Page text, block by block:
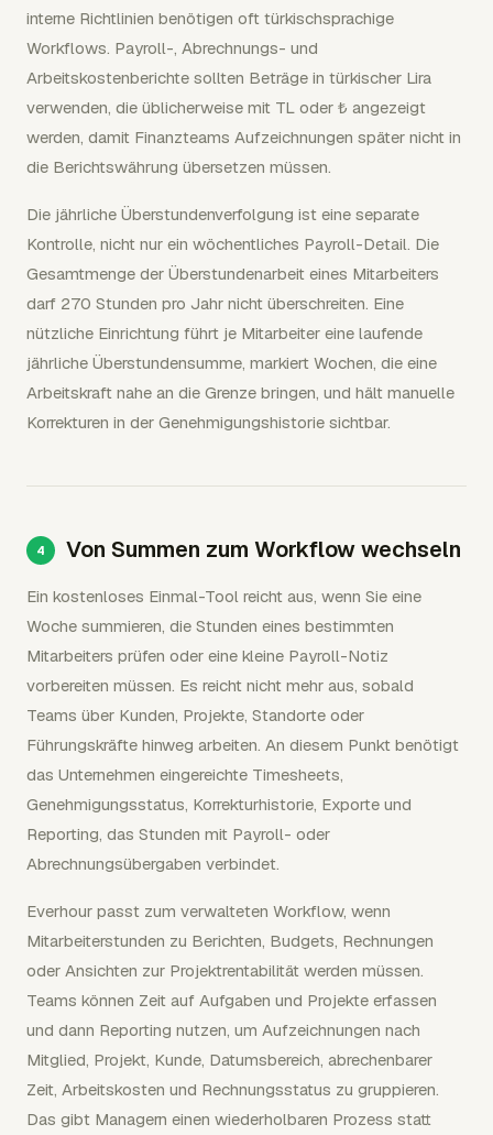
interne Richtlinien benötigen oft türkischsprachige
Workflows. Payroll-, Abrechnungs- und
Arbeitskostenberichte sollten Beträge in türkischer Lira
verwenden, die üblicherweise mit TL oder ₺ angezeigt
werden, damit Finanzteams Aufzeichnungen später nicht in
die Berichtswährung übersetzen müssen.
Die jährliche Überstundenverfolgung ist eine separate
Kontrolle, nicht nur ein wöchentliches Payroll-Detail. Die
Gesamtmenge der Überstundenarbeit eines Mitarbeiters
darf 270 Stunden pro Jahr nicht überschreiten. Eine
nützliche Einrichtung führt je Mitarbeiter eine laufende
jährliche Überstundensumme, markiert Wochen, die eine
Arbeitskraft nahe an die Grenze bringen, und hält manuelle
Korrekturen in der Genehmigungshistorie sichtbar.
Von Summen zum Workflow wechseln
Ein kostenloses Einmal-Tool reicht aus, wenn Sie eine
Woche summieren, die Stunden eines bestimmten
Mitarbeiters prüfen oder eine kleine Payroll-Notiz
vorbereiten müssen. Es reicht nicht mehr aus, sobald
Teams über Kunden, Projekte, Standorte oder
Führungskräfte hinweg arbeiten. An diesem Punkt benötigt
das Unternehmen eingereichte Timesheets,
Genehmigungsstatus, Korrekturhistorie, Exporte und
Reporting, das Stunden mit Payroll- oder
Abrechnungsübergaben verbindet.
Everhour passt zum verwalteten Workflow, wenn
Mitarbeiterstunden zu Berichten, Budgets, Rechnungen
oder Ansichten zur Projektrentabilität werden müssen.
Teams können Zeit auf Aufgaben und Projekte erfassen
und dann Reporting nutzen, um Aufzeichnungen nach
Mitglied, Projekt, Kunde, Datumsbereich, abrechenbarer
Zeit, Arbeitskosten und Rechnungsstatus zu gruppieren.
Das gibt Managern einen wiederholbaren Prozess statt